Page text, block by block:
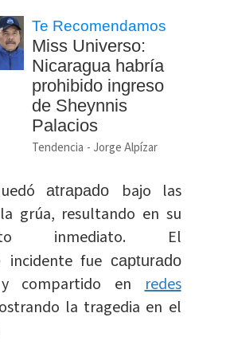
Te Recomendamos
Miss Universo:
Nicaragua habría
prohibido ingreso
de Sheynnis
Palacios
Tendencia Jorge Alpízar
atrapado
bajo las
grúa, resultando en su
inmediato. El
incidente fue capturado
compartido enredes
la tragedia en el